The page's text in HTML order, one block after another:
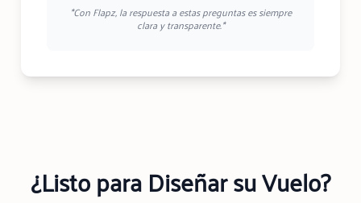
*Con Flapz, la respuesta a estas preguntas es siempre
clara y transparente.*
¿Listo para Diseñar su Vuelo?